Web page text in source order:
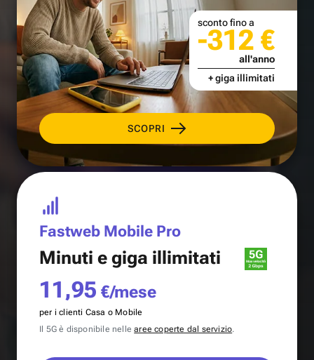
SCOPRI
sconto fino a
-312 €
all'anno
+ giga illimitati
Fastweb Mobile Pro
Minuti e giga illimitati
11,95 €/mese
per i clienti Casa o Mobile
Il 5G è disponibile nellearee coperte dal servizio.